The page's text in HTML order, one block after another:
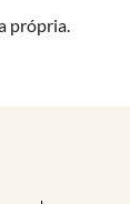
própria.